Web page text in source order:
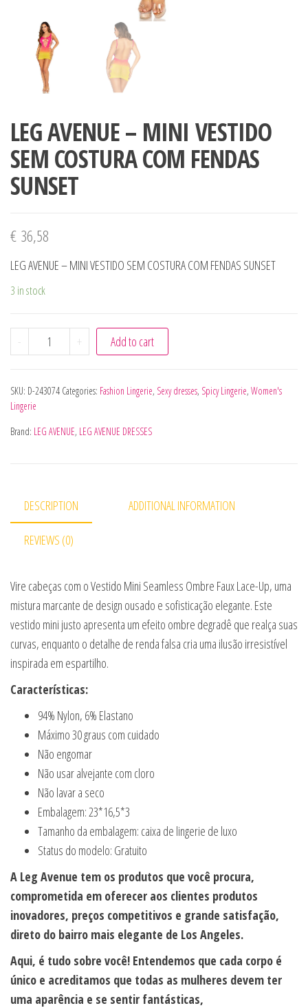
LEG AVENUE – MINI VESTIDO
SEM COSTURA COM FENDAS
SUNSET
€ 36,58
LEG AVENUE – MINI VESTIDO SEM COSTURA COM FENDAS SUNSET
3 in stock
- LEG AVENUE - MINI VESTIDO SEM COSTURA COM
+ Add to cart
SKU: D-243074 Categories: Fashion Lingerie, Sexy dresses, Spicy Lingerie, Women's
Lingerie
Brand: LEG AVENUE, LEG AVENUE DRESSES
DESCRIPTION ADDITIONAL INFORMATION
REVIEWS (0)
Vire cabeças com o Vestido Mini Seamless Ombre Faux Lace-Up, uma
mistura marcante de design ousado e sofisticação elegante. Este
vestido mini justo apresenta um efeito ombre degradê que realça suas
curvas, enquanto o detalhe de renda falsa cria uma ilusão irresistível
inspirada em espartilho.
Características:
94% Nylon, 6% Elastano
Máximo 30 graus com cuidado
Não engomar
Não usar alvejante com cloro
Não lavar a seco
Embalagem: 23*16,5*3
Tamanho da embalagem: caixa de lingerie de luxo
Status do modelo: Gratuito
A Leg Avenue tem os produtos que você procura,
comprometida em oferecer aos clientes produtos
inovadores, preços competitivos e grande satisfação,
direto do bairro mais elegante de Los Angeles.
Aqui, é tudo sobre você! Entendemos que cada corpo é
único e acreditamos que todas as mulheres devem ter
uma aparência e se sentir fantásticas,